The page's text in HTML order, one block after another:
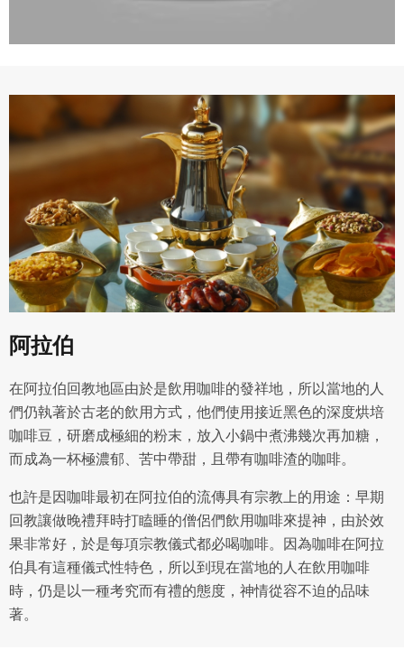
阿拉伯
在阿拉伯回教地區由於是飲用咖啡的發祥地，所以當地的人
們仍執著於古老的飲用方式，他們使用接近黑色的深度烘培
咖啡豆，研磨成極細的粉末，放入小鍋中煮沸幾次再加糖，
而成為一杯極濃郁、苦中帶甜，且帶有咖啡渣的咖啡。
也許是因咖啡最初在阿拉伯的流傳具有宗教上的用途：早期
回教讓做晚禮拜時打瞌睡的僧侶們飲用咖啡來提神，由於效
果非常好，於是每項宗教儀式都必喝咖啡。因為咖啡在阿拉
伯具有這種儀式性特色，所以到現在當地的人在飲用咖啡
時，仍是以一種考究而有禮的態度，神情從容不迫的品味
著。